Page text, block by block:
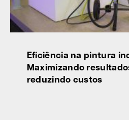
Eficiência na pintura
Maximizando
reduzindo custos